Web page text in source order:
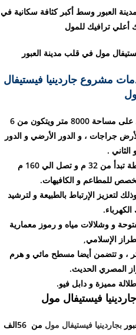
العبور وسط أكبر كثافة سكانية في
أعلي ترافيك للمول
مول في قلب مدينة العبور
مشروع جاردينيا فيستيفال
يقام مشروع جاردينيا فيستيفال مول على مساحة 8000 متر ويتكون من 6
جراجات ، و الدور الأرضي و الدور
الثاني .
تصل الي 160 م
للمطاعم و الكافيهات.
لتعزيز الإرتباط بالطبيعة و لترشيد
و وشلالات مياه و رموز معمارية
الإسلامي,
المول بهو داخلي بإرتفاع 14 متر ، و تتضمن أيضا مسطح مائي و هرم
المصري الحديث.
مميزة و دابل فيو.
فيستيفال مول
بجاردينيا فيستيفال مول من 56الف